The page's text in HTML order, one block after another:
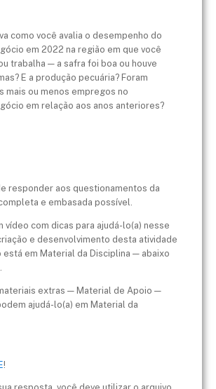
como você avalia o desempenho do
em 2022 na região em que você
trabalha — a safra foi boa ou houve
E a produção pecuária? Foram
mais ou menos empregos no
em relação aos anos anteriores?
responder aos questionamentos da
e embasada possível.
vídeo com dicas para ajudá-lo(a) nesse
e desenvolvimento desta atividade
está em Material da Disciplina — abaixo
extras — Material de Apoio —
ajudá-lo(a) em Material da
!